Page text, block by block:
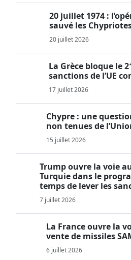
20 juillet 1974 :
sauvé les
20 juillet 2026
La Grèce bloque le
sanctions de l’UE
17 juillet 2026
Chypre : une
non tenues de
15 juillet 2026
Trump ouvre la voie
Turquie dans le
temps de lever les
7 juillet 2026
La France ouvre la
vente de missiles
6 juillet 2026